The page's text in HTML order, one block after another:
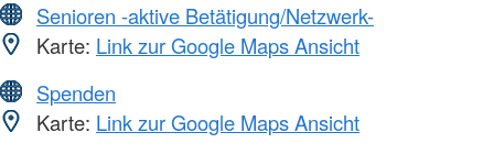
Senioren -aktive Betätigung/Netzwerk-
Karte: Link zur Google Maps Ansicht
Spenden
Karte: Link zur Google Maps Ansicht